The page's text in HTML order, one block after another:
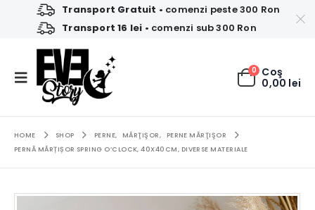
Transport Gratuit • comenzi peste 300 Ron
Transport 16 lei • comenzi sub 300 Ron
0 Coş
0,00 lei
HOME SHOP PERNE, MĂRŢIŞOR,
PERNE MĂRŢIŞOR
PERNĂ MĂRȚIȘOR SPRING O’CLOCK, 40X40CM, DIVERSE MATERIALE